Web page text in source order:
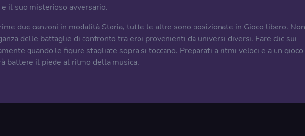
il suo misterioso avversario.
due canzoni in modalità Storia, tutte le altre sono posizionate in Gioco libero. Non
delle battaglie di confronto tra eroi provenienti da universi diversi. Fare clic sui
quando le figure stagliate sopra si toccano. Preparati a ritmi veloci e a un gioco
battere il piede al ritmo della musica.